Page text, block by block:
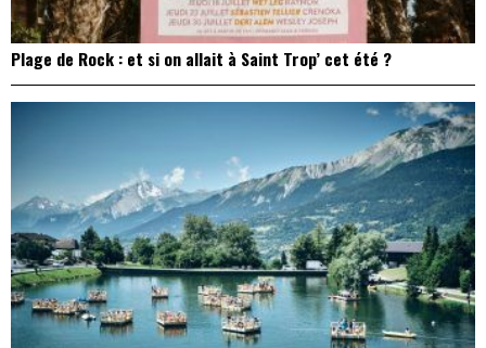
Plage de Rock : et si on allait à Saint Trop’ cet été ?